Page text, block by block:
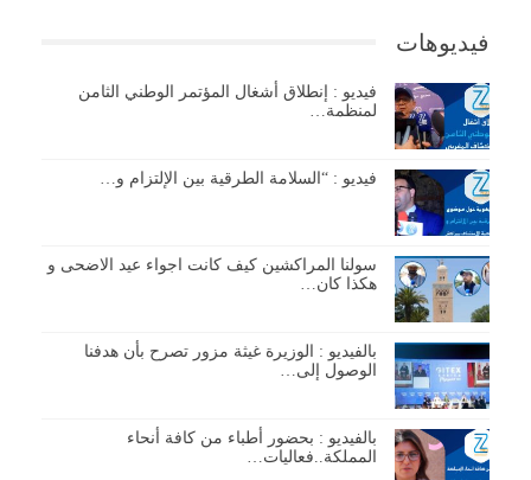
فيديوهات
فيديو : إنطلاق أشغال المؤتمر الوطني الثامن
لمنظمة…
فيديو : “السلامة الطرقية بين الإلتزام و…
سولنا المراكشين كيف كانت اجواء عيد الاضحى و
هكذا كان…
بالفيديو : الوزيرة غيثة مزور تصرح بأن هدفنا
الوصول إلى…
بالفيديو : بحضور أطباء من كافة أنحاء
المملكة..فعاليات…